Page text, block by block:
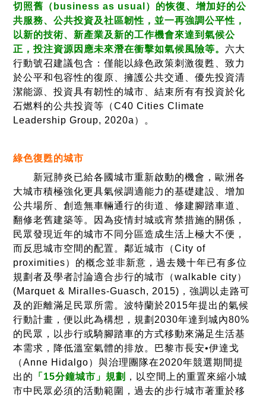
切照舊（business as usual）的恢復、增加好的公
共服務、公共投資及社區韌性，並一再強調公平性，
以新的技術、新產業及新的工作機會來達到氣候公
正，投注資源因應未來潛在衝擊如氣候風險等。 六大
行動號召建議包含：僅能以綠色政策刺激復甦、致力
於公平和包容性的復原、擁護公共交通、優先投資清
潔能源、投資具有韌性的城市、結束所有有投資於化
石燃料的公共投資等（C40 Cities Climate
Leadership Group, 2020a）。
綠色復甦的城市
新冠肺炎已給各國城市重新啟動的機會，歐洲各
大城市積極強化更具氣候調適能力的基礎建設、增加
公共場所、創造無車輛通行的街道、修建腳踏車道、
翻修老舊建築等。因為疫情封城或宵禁措施的關係，
民眾發現近年的城市不同分區造成生活上極大不便，
而反思城市空間的配置。鄰近城市（City of
proximities）的概念並非新意，過去幾十年已有多位
規劃者及學者討論適合步行的城市（walkable city）
(Marquet & Miralles-Guasch, 2015)，強調以走路可
及的距離滿足民眾所需。波特蘭於2015年提出的氣候
行動計畫，便以此為構想，規劃2030年達到城內80%
的民眾，以步行或騎腳踏車的方式移動來滿足生活基
本需求，降低溫室氣體的排放。巴黎市長安•伊達戈
（Anne Hidalgo）與治理團隊在2020年競選期間提
出的
「15分鐘城市」規劃
，以空間上的重置來縮小城
市中民眾必須的活動範圍，過去的步行城市著重於移